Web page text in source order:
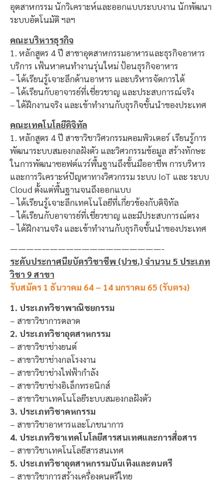
อุตสาหกรรม นักวิเคราะห์และออกแบบระบบงาน นักพัฒนา
ระบบอัตโนมัติ ฯลฯ
คณะบริหารธุรกิจ
1. หลักสูตร 4 ปี สาขาอุตสาหกรรมอาหารและธุรกิจอาหาร
บริการ เฟ้นหาคนทำงานรุ่นใหม่ ป้อนธุรกิจอาหาร
– ได้เรียนรู้เจาะลึกด้านอาหาร และบริหารจัดการได้
– ได้เรียนกับอาจารย์ที่เชี่ยวชาญ และประสบการณ์จริง
– ได้ฝึกงานจริง และเข้าทำงานกับธุรกิจชั้นนำของประเทศ
คณะเทคโนโลยีดิจิทัล
1. หลักสูตร 4 ปี สาขาวิชาวิศวกรรมคอมพิวเตอร์ เรียนรู้การ
พัฒนาระบบสมองกลฝังตัว และวิศวกรรมข้อมูล สร้างทักษะ
ในการพัฒนาซอฟต์แวร์พื้นฐานถึงขั้นมืออาชีพ การบริหาร
และการวิเคราะห์ปัญหาทางวิศวกรรม ระบบ IoT และ ระบบ
Cloud ตั้งแต่พื้นฐานจนถึงออกแบบ
– ได้เรียนรู้เจาะลึกเทคโนโลยีที่เกี่ยวข้องกับดิจิทัล
– ได้เรียนกับอาจารย์ที่เชี่ยวชาญ และมีประสบการณ์ตรง
– ได้ฝึกงานจริง และเข้าทำงานกับธุรกิจชั้นนำของประเทศ
———————————————————-
ระดับประกาศนียบัตรวิชาชีพ (ปวช.) จำนวน 5 ประเภท
วิชา 9 สาขา
รับสมัคร 1 ธันวาคม 64 – 14 มกราคม 65 (รับตรง)
1. ประเภทวิชาพาณิชยกรรม
– สาขาวิชาการตลาด
2. ประเภทวิชาอุตสาหกรรม
– สาขาวิชาช่างยนต์
– สาขาวิชาช่างกลโรงงาน
– สาขาวิชาช่างไฟฟ้ากำลัง
– สาขาวิชาช่างอิเล็กทรอนิกส์
– สาขาวิชาเทคโนโลยีระบบสมองกลฝังตัว
3. ประเภทวิชาคหกรรม
– สาขาวิชาอาหารและโภชนาการ
4. ประเภทวิชาเทคโนโลยีสารสนเทศและการสื่อสาร
– สาขาวิชาเทคโนโลยีสารสนเทศ
5. ประเภทวิชาอุตสาหกรรมบันเทิงและดนตรี
– สาขาวิชาการสร้างเครื่องดนตรีไทย